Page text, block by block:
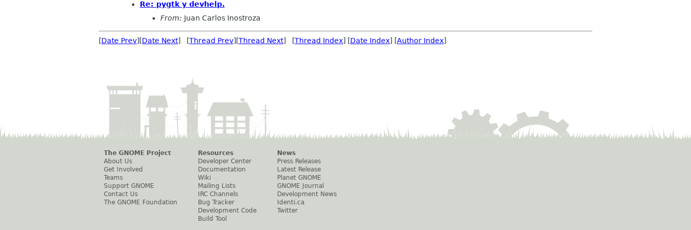
Re: pygtk y devhelp.
From: Juan Carlos Inostroza
[Date Prev][Date Next] [Thread Prev][Thread Next] [Thread Index] [Date Index] [Author Index]
The GNOME Project
About Us
Get Involved
Teams
Support GNOME
Contact Us
The GNOME Foundation
Resources
Developer Center
Documentation
Wiki
Mailing Lists
IRC Channels
Bug Tracker
Development Code
Build Tool
News
Press Releases
Latest Release
Planet GNOME
GNOME Journal
Development News
Identi.ca
Twitter